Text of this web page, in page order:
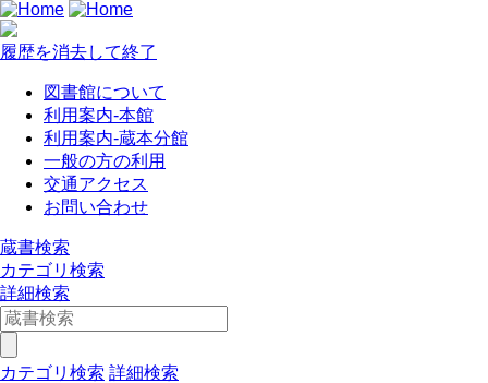
履歴を消去して終了
図書館について
利用案内-本館
利用案内-蔵本分館
一般の方の利用
交通アクセス
お問い合わせ
蔵書検索
カテゴリ検索
詳細検索
カテゴリ検索 詳細検索